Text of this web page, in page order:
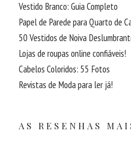
Vestido Branco: Guia Completo
Papel de Parede para Quarto de
50 Vestidos de Noiva
Lojas de roupas online confiáveis!
Cabelos Coloridos: 55 Fotos
Revistas de Moda para ler já!
AS RESENHAS